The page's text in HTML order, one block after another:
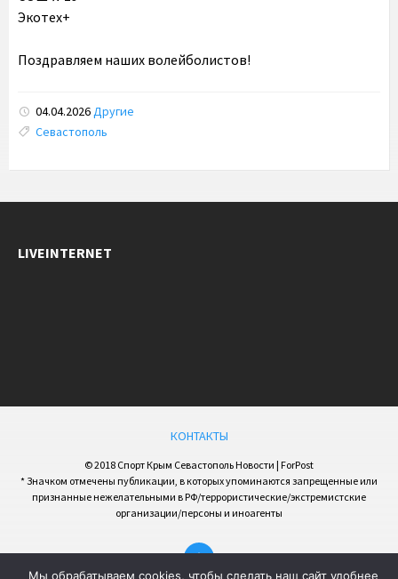
Экотех+
Поздравляем наших волейболистов!
04.04.2026 Другие
Tags:
Севастополь
LIVEINTERNET
КОНТАКТЫ
© 2018 Спорт Крым Севастополь Новости | ForPost
* Значком отмечены публикации, в которых упоминаются запрещенные или
признанные нежелательными в РФ/террористические/экстремистские
организации/персоны и иноагенты
Мы обрабатываем cookies, чтобы сделать наш сайт удобнее